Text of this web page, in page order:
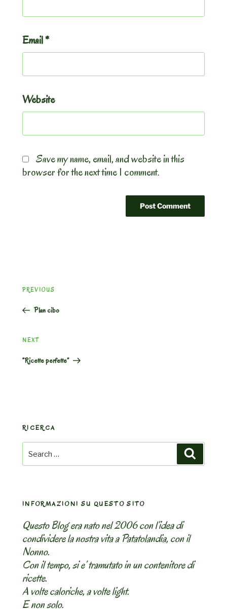
Email*
Website
Save my name, email, and website in this
browser for the next time I comment.
navigation
Previous
Post
PREVIOUS
Plan cibo
Next
NEXT
“Ricette perfette”
RICERCA
Search
for:
INFORMAZIONI SU QUESTO SITO
Questo Blog era nato nel 2006 con l’idea di
condividere la nostra vita a Patatolandia, con il
Nonno.
Con il tempo, si e’ tramutato in un contenitore di
ricette.
A volte caloriche, a volte light.
E non solo.